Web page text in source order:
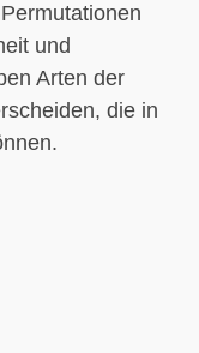
und
Arten der
die in